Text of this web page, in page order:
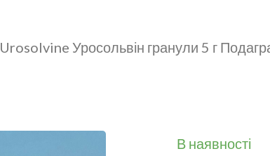
Urosolvine Уросольвін гранули 5 г
В наявності